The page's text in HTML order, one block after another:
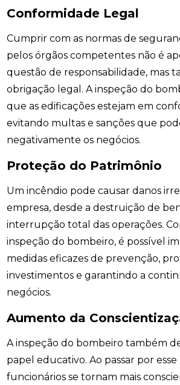
Conformidade Legal
Cumprir com as normas de
pelos órgãos competentes não é
questão de responsabilidade, mas
obrigação legal. A inspeção do
que as edificações estejam em
evitando multas e sanções que
negativamente os negócios.
Proteção do Patrimônio
Um incêndio pode causar danos
empresa, desde a destruição de
interrupção total das operações.
inspeção do bombeiro, é possível
medidas eficazes de prevenção,
investimentos e garantindo a
negócios.
Aumento da
A inspeção do bombeiro também
papel educativo. Ao passar por esse
funcionários se tornam mais